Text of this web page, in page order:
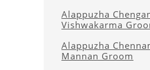
Alappuzha
Vishwakarma
Alappuzha
Mannan Groom